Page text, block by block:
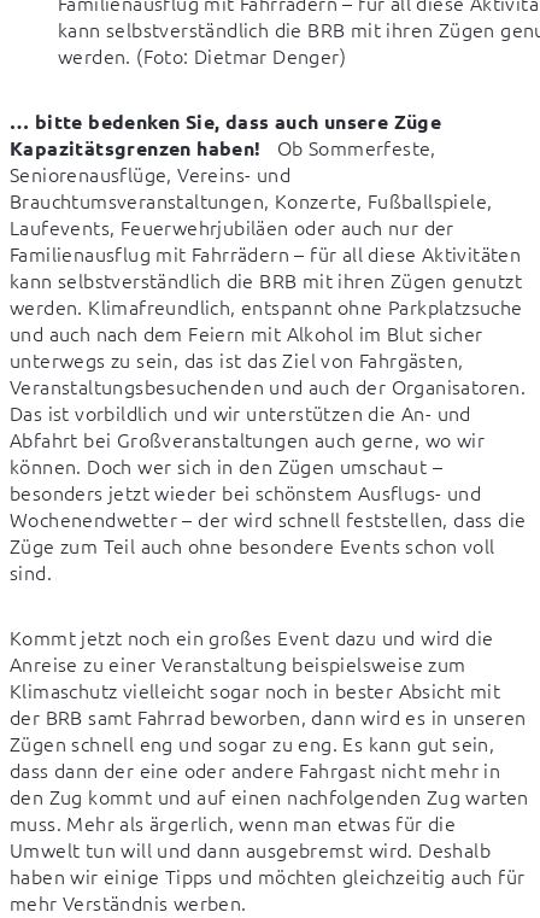
kann selbstverständlich die BRB mit ihren Zügen
werden. (Foto: Dietmar Denger)
… bitte bedenken Sie, dass auch unsere Züge
Kapazitätsgrenzen haben!
   Ob Sommerfeste,
Seniorenausflüge, Vereins- und
Brauchtumsveranstaltungen, Konzerte, Fußballspiele,
Laufevents, Feuerwehrjubiläen oder auch nur der
Familienausflug mit Fahrrädern – für all diese Aktivitäten
kann selbstverständlich die BRB mit ihren Zügen genutzt
werden. Klimafreundlich, entspannt ohne Parkplatzsuche
und auch nach dem Feiern mit Alkohol im Blut sicher
unterwegs zu sein, das ist das Ziel von Fahrgästen,
Veranstaltungsbesuchenden und auch der Organisatoren.
Das ist vorbildlich und wir unterstützen die An- und
Abfahrt bei Großveranstaltungen auch gerne, wo wir
können. Doch wer sich in den Zügen umschaut –
besonders jetzt wieder bei schönstem Ausflugs- und
Wochenendwetter – der wird schnell feststellen, dass die
Züge zum Teil auch ohne besondere Events schon voll
sind.
Kommt jetzt noch ein großes Event dazu und wird die
Anreise zu einer Veranstaltung beispielsweise zum
Klimaschutz vielleicht sogar noch in bester Absicht mit
der BRB samt Fahrrad beworben, dann wird es in unseren
Zügen schnell eng und sogar zu eng. Es kann gut sein,
dass dann der eine oder andere Fahrgast nicht mehr in
den Zug kommt und auf einen nachfolgenden Zug warten
muss. Mehr als ärgerlich, wenn man etwas für die
Umwelt tun will und dann ausgebremst wird. Deshalb
haben wir einige Tipps und möchten gleichzeitig auch für
mehr Verständnis werben.